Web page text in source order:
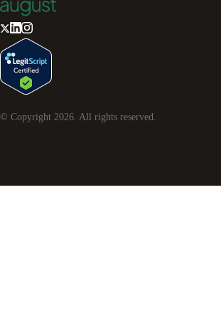
© Copyright 2026 . All rights reserved.